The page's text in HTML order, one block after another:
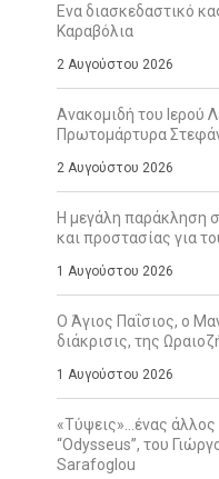
Ενα διασκεδαστικό
Καραβόλια
2 Αυγούστου 2026
Ανακομιδή του Ιερού
Πρωτομάρτυρα
2 Αυγούστου 2026
Η μεγάλη παράκληση
και προστασίας για
1 Αυγούστου 2026
Ο Άγιος Παΐσιος, ο
διάκρισις, της
1 Αυγούστου 2026
«Τύψεις»…ένας
“Odysseus”, του
Sarafoglou